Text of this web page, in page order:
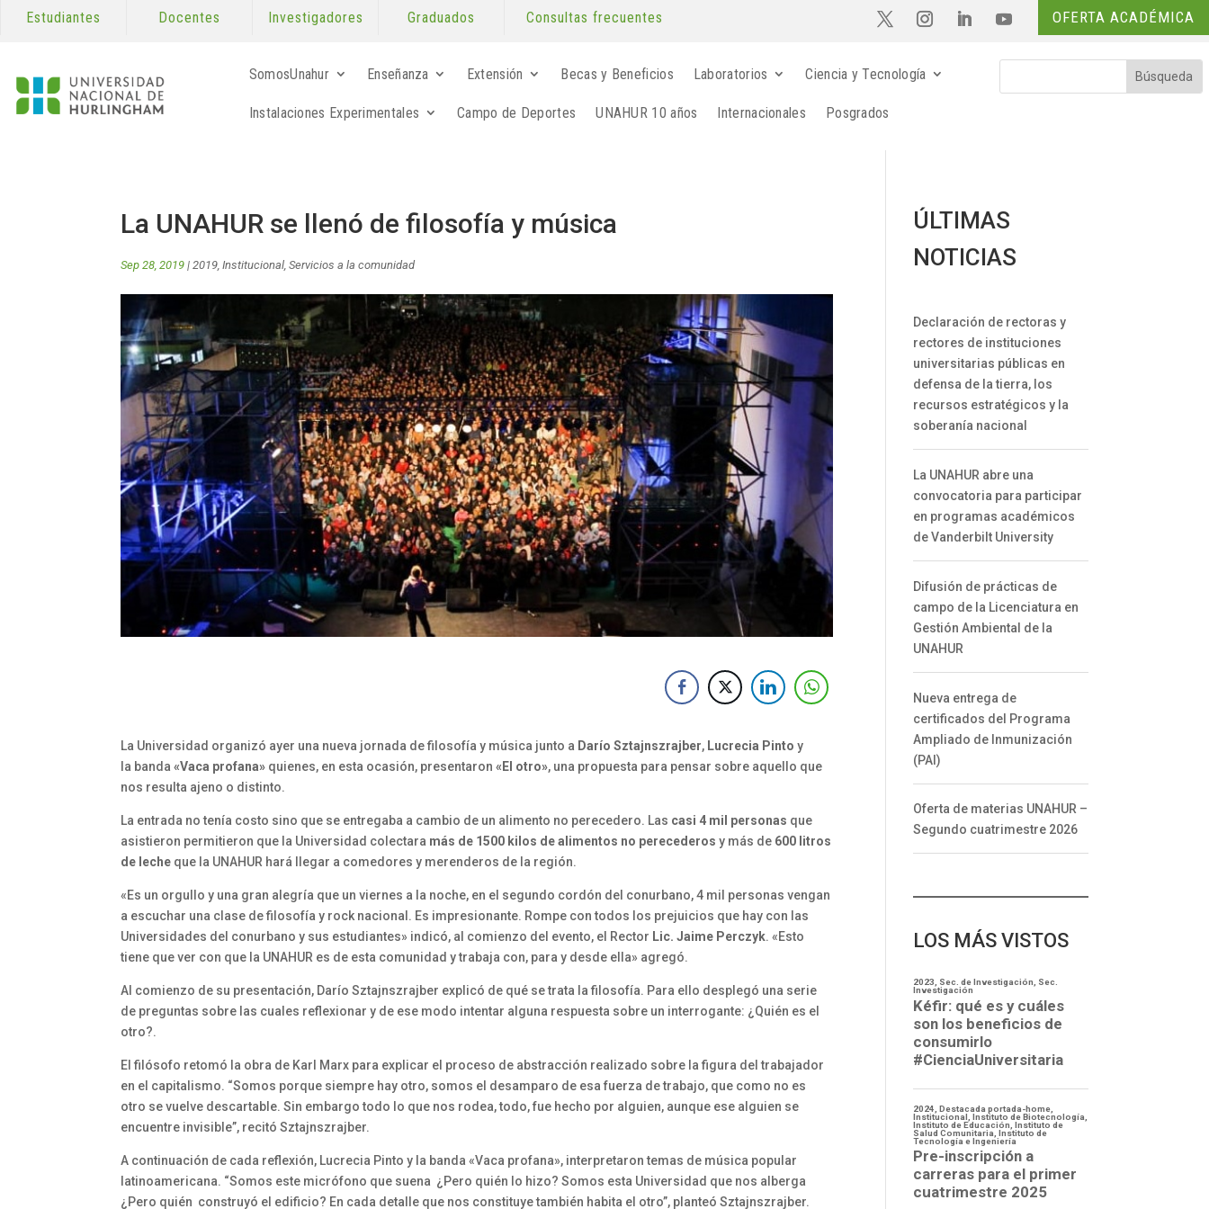
Estudiantes Docentes Investigadores Graduados Consultas frecuentes OFERTA ACADÉMICA
SomosUnahur Enseñanza Extensión Becas y Beneficios Laboratorios Ciencia y Tecnología
Instalaciones Experimentales Campo de Deportes UNAHUR 10 años Internacionales Posgrados
La UNAHUR se llenó de filosofía y música
Sep 28, 2019 |2019,Institucional,Servicios a la comunidad
La Universidad organizó ayer una nueva jornada de filosofía y música junto a Darío Sztajnszrajber, Lucrecia Pinto y
la banda«Vaca profana» quienes, en esta ocasión, presentaron «El otro», una propuesta para pensar sobre aquello que
nos resulta ajeno o distinto.
La entrada no tenía costo sino que se entregaba a cambio de un alimento no perecedero. Las casi 4 mil personas que
asistieron permitieron que la Universidad colectara más de 1500 kilos de alimentos no perecederos y más de 600 litros
de leche que la UNAHUR hará llegar a comedores y merenderos de la región.
«Es un orgullo y una gran alegría que un viernes a la noche, en el segundo cordón del conurbano, 4 mil personas vengan
a escuchar una clase de filosofía y rock nacional. Es impresionante. Rompe con todos los prejuicios que hay con las
Universidades del conurbano y sus estudiantes» indicó, al comienzo del evento, el Rector Lic. Jaime Perczyk. «Esto
tiene que ver con que la UNAHUR es de esta comunidad y trabaja con, para y desde ella» agregó.
Al comienzo de su presentación, Darío Sztajnszrajber explicó de qué se trata la filosofía. Para ello desplegó una serie
de preguntas sobre las cuales reflexionar y de ese modo intentar alguna respuesta sobre un interrogante: ¿Quién es el
otro?.
El filósofo retomó la obra de Karl Marx para explicar el proceso de abstracción realizado sobre la figura del trabajador
en el capitalismo. “Somos porque siempre hay otro, somos el desamparo de esa fuerza de trabajo, que como no es
otro se vuelve descartable. Sin embargo todo lo que nos rodea, todo, fue hecho por alguien, aunque ese alguien se
encuentre invisible”, recitó Sztajnszrajber.
A continuación de cada reflexión, Lucrecia Pinto y la banda «Vaca profana», interpretaron temas de música popular
latinoamericana. “Somos este micrófono que suena ¿Pero quién lo hizo? Somos esta Universidad que nos alberga
¿Pero quién construyó el edificio? En cada detalle que nos constituye también habita el otro”, planteó Sztajnszrajber.
ÚLTIMAS
NOTICIAS
Declaración de rectoras y
rectores de instituciones
universitarias públicas en
defensa de la tierra, los
recursos estratégicos y la
soberanía nacional
La UNAHUR abre una
convocatoria para participar
en programas académicos
de Vanderbilt University
Difusión de prácticas de
campo de la Licenciatura en
Gestión Ambiental de la
UNAHUR
Nueva entrega de
certificados del Programa
Ampliado de Inmunización
(PAI)
Oferta de materias UNAHUR –
Segundo cuatrimestre 2026
LOS MÁS VISTOS